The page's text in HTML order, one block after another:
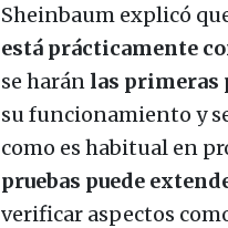
Sheinbaum explicó
está prácticamente
se harán las primeras
su funcionamiento y
como es habitual en
pruebas puede
verificar aspectos